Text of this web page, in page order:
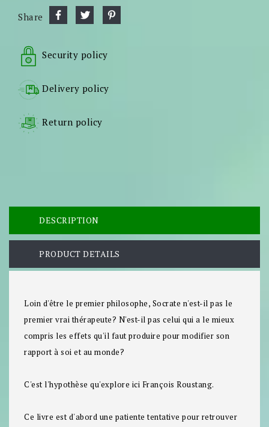
Share
Security policy
Delivery policy
Return policy
DESCRIPTION
PRODUCT DETAILS
Loin d'être le premier philosophe, Socrate n'est-il pas le
premier vrai thérapeute? N'est-il pas celui qui a le mieux
compris les effets qu'il faut produire pour modifier son
rapport à soi et au monde?
C'est l'hypothèse qu'explore ici François Roustang.
Ce livre est d'abord une patiente tentative pour retrouver